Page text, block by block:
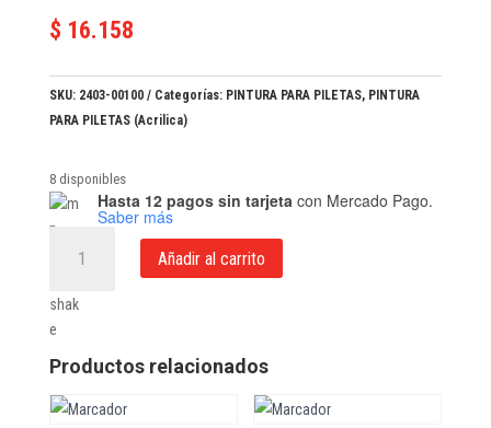
$ 16.158
SKU: 2403-00100 Categorías: PINTURA PARA PILETAS, PINTURA
PARA PILETAS (Acrilica)
8 disponibles
Hasta 12 pagos sin tarjeta con Mercado Pago.
Saber más
ACRILICA
x
1
cantidad
Añadir al carrito
Productos relacionados